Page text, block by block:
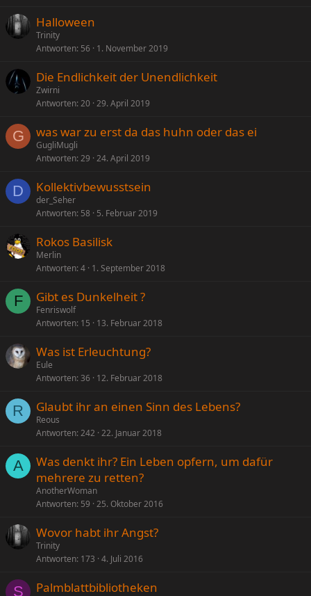
Halloween
Trinity
Antworten 56 1. November 2019
Die Endlichkeit der Unendlichkeit
Zwirni
Antworten 20 29. April 2019
G was war zu erst da das huhn oder das ei
GugliMugli
Antworten 29 24. April 2019
D Kollektivbewusstsein
der_Seher
Antworten 58 5. Februar 2019
Rokos Basilisk
Merlin
Antworten 4 1. September 2018
F Gibt es Dunkelheit ?
Fenriswolf
Antworten 15 13. Februar 2018
Was ist Erleuchtung?
Eule
Antworten 36 12. Februar 2018
R Glaubt ihr an einen Sinn des Lebens?
Reous
Antworten 242 22. Januar 2018
A
Was denkt ihr? Ein Leben opfern, um dafür
mehrere zu retten?
AnotherWoman
Antworten 59 25. Oktober 2016
Wovor habt ihr Angst?
Trinity
Antworten 173 4. Juli 2016
S Palmblattbibliotheken